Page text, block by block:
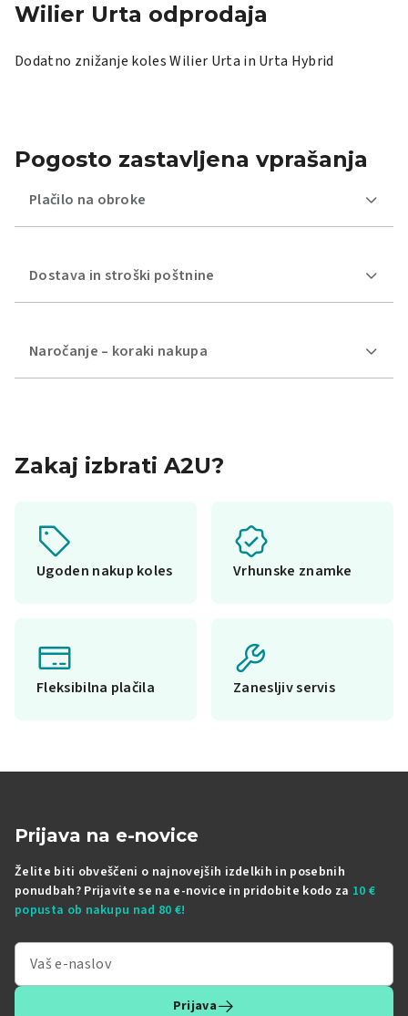
Wilier Urta odprodaja
Dodatno znižanje koles Wilier Urta in Urta Hybrid
Pogosto zastavljena vprašanja
Plačilo na obroke
Dostava in stroški poštnine
Naročanje – koraki nakupa
Zakaj izbrati A2U?
Ugoden nakup koles Vrhunske znamke
Fleksibilna plačila Zanesljiv servis
Prijava na e-novice
Želite biti obveščeni o najnovejših izdelkih in posebnih
ponudbah? Prijavite se na e-novice in pridobite kodo za 10 €
popusta ob nakupu nad 80 €!
Prijava